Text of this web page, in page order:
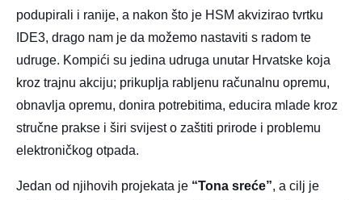
podupirali i ranije, a nakon što je HSM akvizirao tvrtku
IDE3, drago nam je da možemo nastaviti s radom te
udruge. Kompići su jedina udruga unutar Hrvatske koja
kroz trajnu akciju; prikuplja rabljenu računalnu opremu,
obnavlja opremu, donira potrebitima, educira mlade kroz
stručne prakse i širi svijest o zaštiti prirode i problemu
elektroničkog otpada.
Jedan od njihovih projekata je “Tona sreće”, a cilj je